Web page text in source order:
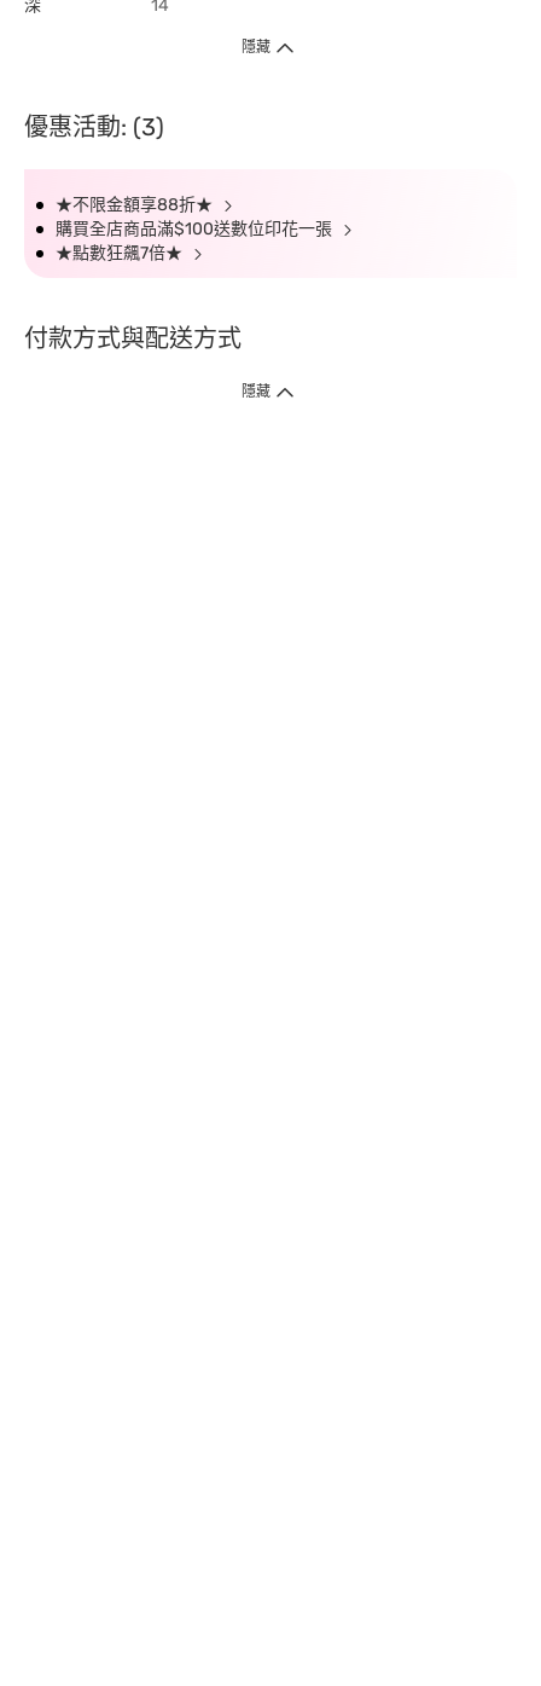
深 14
隱藏
優惠活動: (3)
★不限金額享88折★
購買全店商品滿$100送數位印花一張
★點數狂飆7倍★
付款方式與配送方式
隱藏